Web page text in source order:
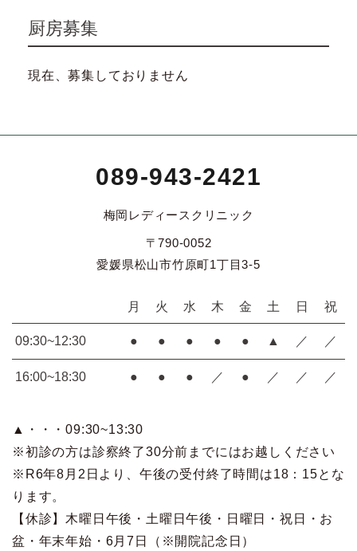
厨房募集
現在、募集しておりません
089-943-2421
梅岡レディースクリニック
〒790-0052
愛媛県松山市竹原町1丁目3-5
月 火 水 木 金 土 日 祝
09:30~12:30 ● ● ● ● ● ▲ ／ ／
16:00~18:30 ● ● ● ／ ● ／ ／ ／
▲・・・09:30~13:30
※初診の方は診察終了30分前までにはお越しください
※R6年8月2日より、午後の受付終了時間は18：15とな
ります。
【休診】木曜日午後・土曜日午後・日曜日・祝日・お
盆・年末年始・6月7日（※開院記念日）